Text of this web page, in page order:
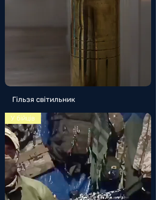
Гільзя світильник
У бійців